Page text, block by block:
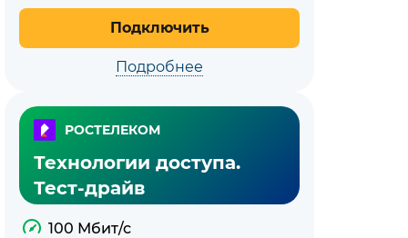
Подключить
Подробнее
РОСТЕЛЕКОМ
Технологии доступа.
Тест-драйв
100 Мбит/с